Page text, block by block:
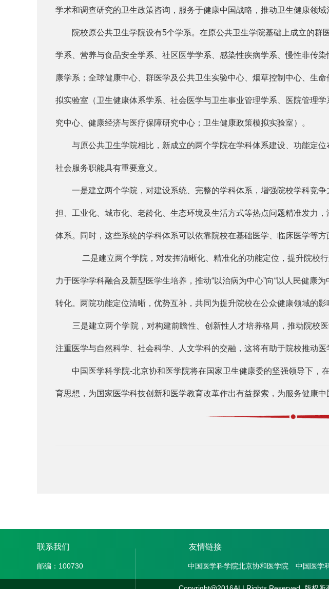
学术和调查研究的卫生政策咨询，服务于健康中国战略，推动卫生健康领
院校原公共卫生学院设有5个学系。在原公共卫生学院基础上成立的群
学系、营养与食品安全学系、社区医学学系、感染性疾病学系、慢性非传
康学系；全球健康中心、群医学及公共卫生实验中心、烟草控制中心、生
拟实验室（卫生健康体系学系、社会医学与卫生事业管理学系、医院管理
究中心、健康经济与医疗保障研究中心；卫生健康政策模拟实验室）。
与原公共卫生学院相比，新成立的两个学院在学科体系建设、功能定位
社会服务职能具有重要意义。
一是建立两个学院，对建设系统、完整的学科体系，增强院校学科竞争
担、工业化、城市化、老龄化、生态环境及生活方式等热点问题精准发力
体系。同时，这些系统的学科体系可以依靠院校在基础医学、临床医学等
二是建立两个学院，对发挥清晰化、精准化的功能定位，提升院校
力于医学学科融合及新型医学生培养，推动“以治病为中心”向“以人民健康
转化。两院功能定位清晰，优势互补，共同为提升院校在公众健康领域的影
三是建立两个学院，对构建前瞻性、创新性人才培养格局，推动院校
注重医学与自然科学、社会科学、人文学科的交融，这将有助于院校推动
中国医学科学院-北京协和医学院将在国家卫生健康委的坚强领导下，
育思想，为国家医学科技创新和医学教育改革作出有益探索，为服务健康中
联系我们
邮编：100730
友情链接
中国医学科学院北京协和医学院 中国医学